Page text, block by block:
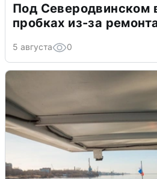
Под Северодвинском
пробках из-за
5 августа 0